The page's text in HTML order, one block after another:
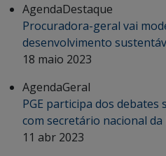
AgendaDestaque
Procuradora-geral vai
desenvolvimento
18 maio 2023
AgendaGeral
PGE participa dos
com secretário nacional da
11 abr 2023